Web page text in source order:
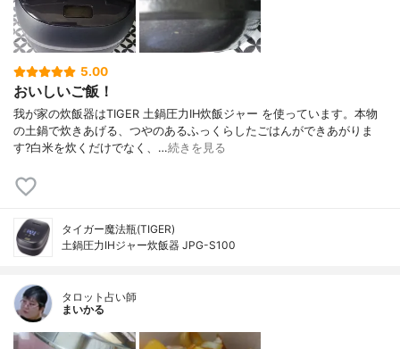
5.00
おいしいご飯！
我が家の炊飯器はTIGER 土鍋圧力IH炊飯ジャー を使っています。本物
の土鍋で炊きあげる、つやのあるふっくらしたごはんができあがりま
す?白米を炊くだけでなく、…続きを見る
タイガー魔法瓶(TIGER)
土鍋圧力IHジャー炊飯器 JPG-S100
タロット占い師
まいかる